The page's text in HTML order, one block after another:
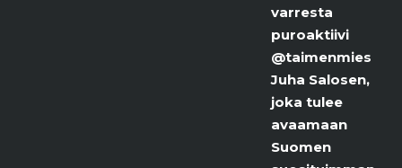
varresta
puroaktiivi
@taimenmies
Juha Salosen,
joka tulee
avaamaan
Suomen